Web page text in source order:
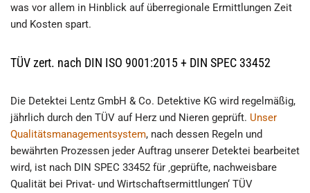
was vor allem in Hinblick auf überregionale Ermittlungen Zeit
und Kosten spart.
TÜV zert. nach DIN ISO 9001:2015 + DIN SPEC 33452
Die Detektei Lentz GmbH & Co. Detektive KG wird regelmäßig,
jährlich durch den TÜV auf Herz und Nieren geprüft. Unser
Qualitätsmanagementsystem, nach dessen Regeln und
bewährten Prozessen jeder Auftrag unserer Detektei bearbeitet
wird, ist nach DIN SPEC 33452 für ‚geprüfte, nachweisbare
Qualität bei Privat- und Wirtschaftsermittlungen‘ TÜV